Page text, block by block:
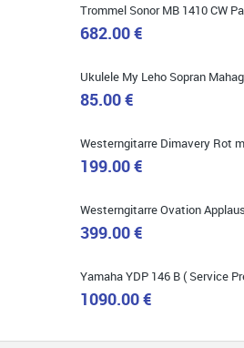
Klein...aber fein!
Toller Service, nette Leute. Immer wieder gerne..
Quelle: Google-Rezension
682.00 €
85.00 €
199.00 €
399.00 €
1090.00 €